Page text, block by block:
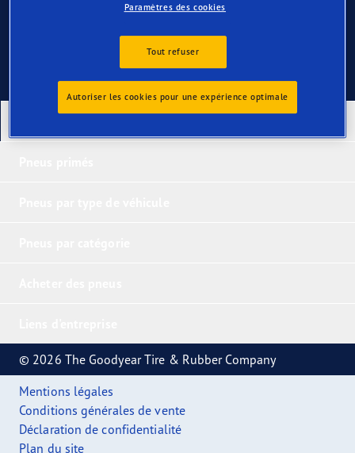
© 2026 The Goodyear Tire & Rubber Company
Mentions légales
Conditions générales de vente
Déclaration de confidentialité
Plan du site
Paramètres des cookies
Tout refuser
Autoriser les cookies pour une expérience optimale